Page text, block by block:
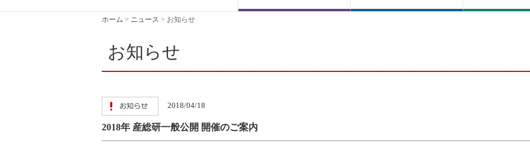
ホーム > ニュース > お知らせ
お知らせ
2018/04/18
2018年 産総研一般公開 開催のご案内